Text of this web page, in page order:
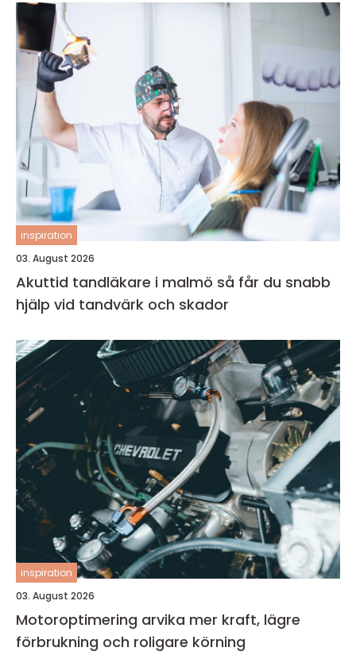
inspiration
03. August 2026
Akuttid tandläkare i malmö så får du snabb
hjälp vid tandvärk och skador
inspiration
03. August 2026
Motoroptimering arvika mer kraft, lägre
förbrukning och roligare körning